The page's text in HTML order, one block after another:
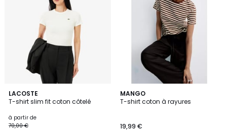
LACOSTE
T-shirt slim fit coton côtelé
à partir de
70,00 €
4
/
8
Couleurs
MANGO
T-shirt coton à rayures
19,99 €
2
Couleurs